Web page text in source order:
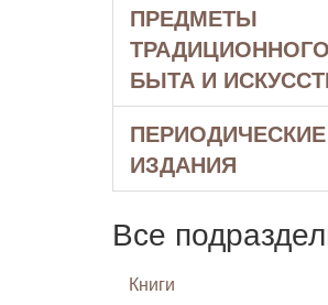
ПРЕДМЕТЫ
ТРАДИЦИОННОГО
БЫТА И
ПЕРИОДИЧЕСКИЕ
ИЗДАНИЯ
Все
Книги